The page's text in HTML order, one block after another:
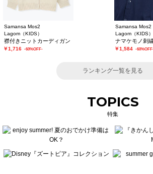
Samansa Mos2
Lagom（KIDS）
襟付きニットカーディガン
￥1,716 -60%OFF-
Samansa Mos2
Lagom（KIDS）
￥1,584 -
ランキング一覧を見る
TOPICS
特集